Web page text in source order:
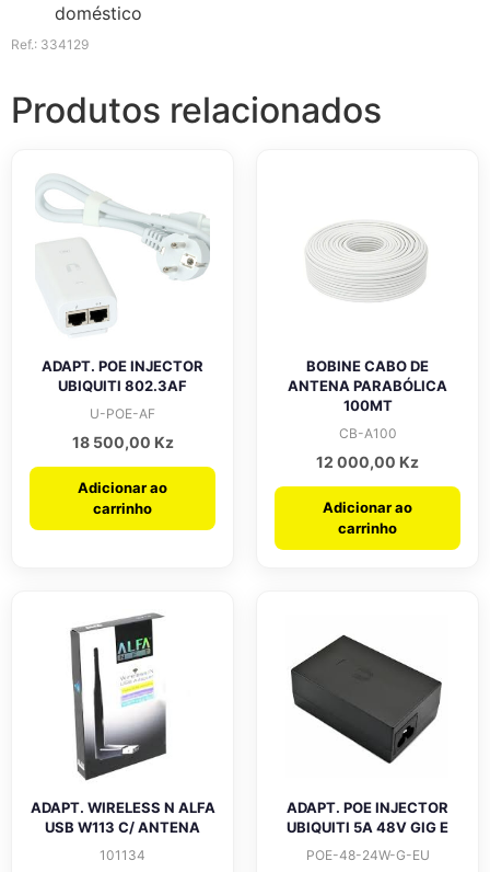
doméstico
Ref.: 334129
Produtos relacionados
ADAPT. POE INJECTOR
UBIQUITI 802.3AF
U-POE-AF
18 500,00 Kz
Adicionar ao
carrinho
BOBINE CABO DE
ANTENA PARABÓLICA
100MT
CB-A100
12 000,00 Kz
Adicionar ao
carrinho
ADAPT. WIRELESS N ALFA
USB W113 C/ ANTENA
101134
ADAPT. POE INJECTOR
UBIQUITI 5A 48V GIG E
POE-48-24W-G-EU